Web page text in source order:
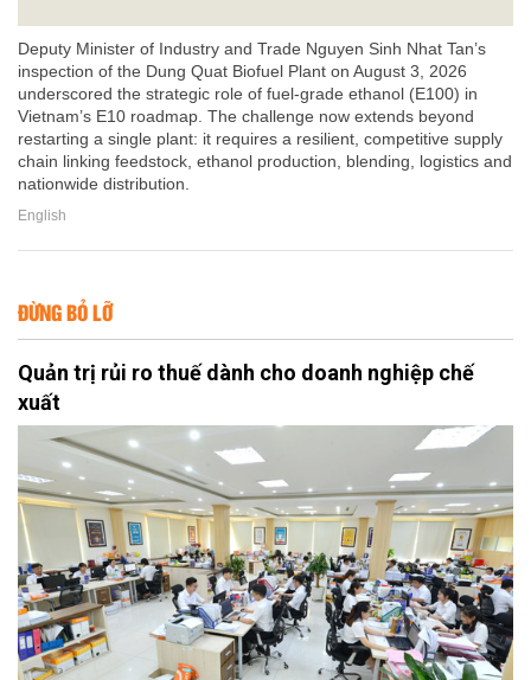
Deputy Minister of Industry and Trade Nguyen Sinh Nhat Tan’s
inspection of the Dung Quat Biofuel Plant on August 3, 2026
underscored the strategic role of fuel-grade ethanol (E100) in
Vietnam’s E10 roadmap. The challenge now extends beyond
restarting a single plant: it requires a resilient, competitive supply
chain linking feedstock, ethanol production, blending, logistics and
nationwide distribution.
English
ĐỪNG BỎ LỠ
Quản trị rủi ro thuế dành cho doanh nghiệp chế
xuất